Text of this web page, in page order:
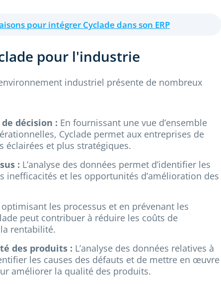
pour intégrer Cyclade dans son ERP
pour l'industrie
industriel présente de nombreux
décision : En fournissant une vue d’ensemble
Cyclade permet aux entreprises de
éclairées et plus stratégiques.
: L’analyse des données permet d’identifier les
inefficacités et les opportunités d’amélioration des
optimisant les processus et en prévenant les
peut contribuer à réduire les coûts de
rentabilité.
des produits : L’analyse des données relatives à
les causes des défauts et de mettre en œuvre
améliorer la qualité des produits.